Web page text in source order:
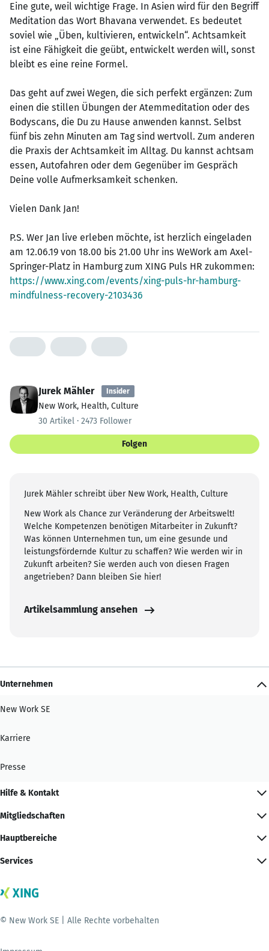
Eine gute, weil wichtige Frage. In Asien wird für den Begriff
Meditation das Wort Bhavana verwendet. Es bedeutet
soviel wie „Üben, kultivieren, entwickeln“. Achtsamkeit
ist eine Fähigkeit die geübt, entwickelt werden will, sonst
bleibt es eine reine Formel.
Das geht auf zwei Wegen, die sich perfekt ergänzen: Zum
einen die stillen Übungen der Atemmeditation oder des
Bodyscans, die Du zu Hause anwenden kannst. Selbst
fünf bis zehn Minuten am Tag sind wertvoll. Zum anderen
die Praxis der Achtsamkeit im Alltag. Du kannst achtsam
essen, Autofahren oder dem Gegenüber im Gespräch
Deine volle Aufmerksamkeit schenken.
Vielen Dank Jan!
P.S. Wer Jan live erleben möchte, ist herzlich eingeladen
am 12.06.19 von 18.00 bis 21.00 Uhr ins WeWork am Axel-
Springer-Platz in Hamburg zum XING Puls HR zukommen:
https://www.xing.com/events/xing-puls-hr-hamburg-
mindfulness-recovery-2103436
Jurek Mähler Insider
New Work, Health, Culture
30 Artikel · 2473 Follower
Folgen
Jurek Mähler schreibt über New Work, Health, Culture
New Work als Chance zur Veränderung der Arbeitswelt!
Welche Kompetenzen benötigen Mitarbeiter in Zukunft?
Was können Unternehmen tun, um eine gesunde und
leistungsfördernde Kultur zu schaffen? Wie werden wir in
Zukunft arbeiten? Sie werden auch von diesen Fragen
angetrieben? Dann bleiben Sie hier!
Artikelsammlung ansehen
Unternehmen
New Work SE
Karriere
Presse
Hilfe & Kontakt
Mitgliedschaften
Hauptbereiche
Services
© New Work SE | Alle Rechte vorbehalten